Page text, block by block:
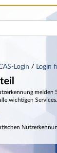
Login / Login
melden
wichtigen Services.